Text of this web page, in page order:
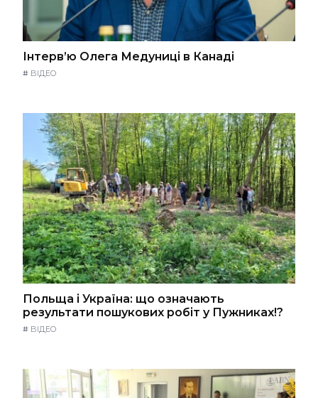
Інтерв’ю Олега Медуниці в Канаді
# ВІДЕО
Польща і Україна: що означають
результати пошукових робіт у Пужниках!?
# ВІДЕО